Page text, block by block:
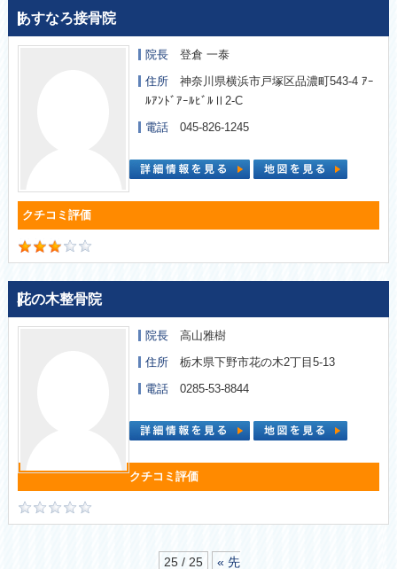
あすなろ接骨院
院長登倉 一泰
住所神奈川県横浜市戸塚区品濃町543-4 ｱｰ
ﾙｱﾝﾄﾞｱｰﾙﾋﾞﾙⅡ2-C
電話045-826-1245
花の木整骨院
院長高山雅樹
住所栃木県下野市花の木2丁目5-13
電話0285-53-8844
25 / 25 « 先